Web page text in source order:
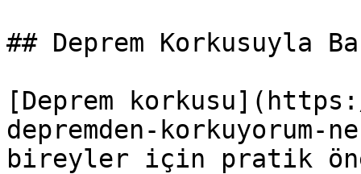
## Deprem Korkusuyla
[Deprem
depremden-korkuyorum-
bireyler için pratik